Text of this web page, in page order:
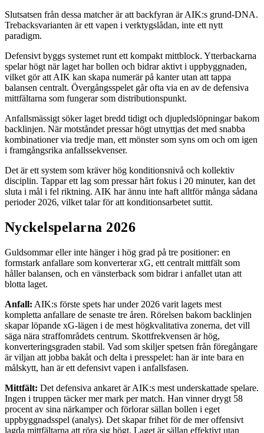
Slutsatsen från dessa matcher är att backfyran är AIK:s grund-DNA.
Trebacksvarianten är ett vapen i verktygslådan, inte ett nytt
paradigm.
Defensivt byggs systemet runt ett kompakt mittblock. Ytterbackarna
spelar högt när laget har bollen och bidrar aktivt i uppbyggnaden,
vilket gör att AIK kan skapa numerär på kanter utan att tappa
balansen centralt. Övergångsspelet går ofta via en av de defensiva
mittfältarna som fungerar som distributionspunkt.
Anfallsmässigt söker laget bredd tidigt och djupledslöpningar bakom
backlinjen. När motståndet pressar högt utnyttjas det med snabba
kombinationer via tredje man, ett mönster som syns om och om igen
i framgångsrika anfallssekvenser.
Det är ett system som kräver hög konditionsnivå och kollektiv
disciplin. Tappar ett lag som pressar hårt fokus i 20 minuter, kan det
sluta i mål i fel riktning. AIK har ännu inte haft alltför många sådana
perioder 2026, vilket talar för att konditionsarbetet suttit.
Nyckelspelarna 2026
Guldsommar eller inte hänger i hög grad på tre positioner: en
formstark anfallare som konverterar xG, ett centralt mittfält som
håller balansen, och en vänsterback som bidrar i anfallet utan att
blotta laget.
Anfall: AIK:s förste spets har under 2026 varit lagets mest
kompletta anfallare de senaste tre åren. Rörelsen bakom backlinjen
skapar löpande xG-lägen i de mest högkvalitativa zonerna, det vill
säga nära straffområdets centrum. Skottfrekvensen är hög,
konverteringsgraden stabil. Vad som skiljer spetsen från föregångare
är viljan att jobba bakåt och delta i presspelet: han är inte bara en
målskytt, han är ett defensivt vapen i anfallsfasen.
Mittfält: Det defensiva ankaret är AIK:s mest underskattade spelare.
Ingen i truppen täcker mer mark per match. Han vinner drygt 58
procent av sina närkamper och förlorar sällan bollen i eget
uppbyggnadsspel (analys). Det skapar frihet för de mer offensivt
lagda mittfältarna att röra sig högt. Laget är sällan effektivt utan